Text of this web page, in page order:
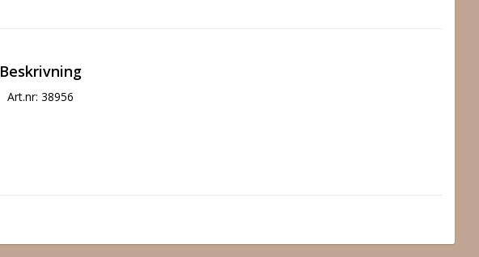
Beskrivning
Art.nr: 38956